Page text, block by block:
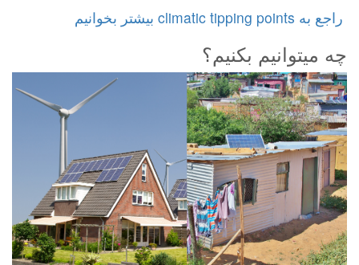
چه میتوانیم بکنیم؟